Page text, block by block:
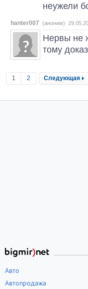
неужели
hanter007 (аноним)
Нервы не
тому
1 2 Следующая
Авто
Автопродажа